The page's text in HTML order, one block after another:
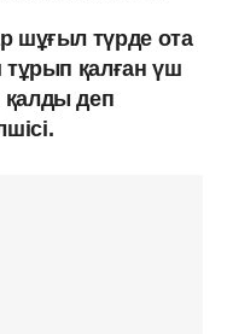
шұғыл түрде ота
тұрып қалған үш
қалды деп